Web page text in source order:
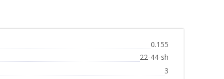
0.155
22-44-sh
3